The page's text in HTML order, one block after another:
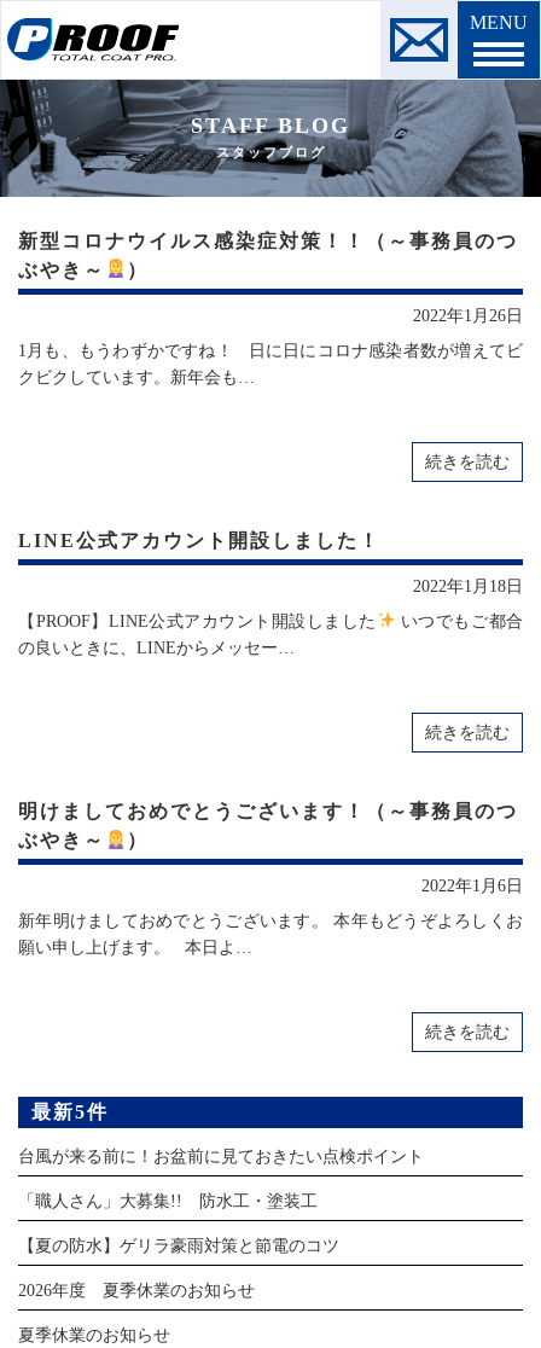
MENU
STAFF BLOG
スタッフブログ
新型コロナウイルス感染症対策！！（～事務員のつ
ぶやき～
）
2022年1月26日
1月も、もうわずかですね！ 日に日にコロナ感染者数が増えてビ
クビクしています。新年会も…
続きを読む
LINE公式アカウント開設しました！
2022年1月18日
【PROOF】LINE公式アカウント開設しました
いつでもご都合
の良いときに、LINEからメッセー…
続きを読む
明けましておめでとうございます！（～事務員のつ
ぶやき～
）
2022年1月6日
新年明けましておめでとうございます。 本年もどうぞよろしくお
願い申し上げます。 本日よ…
続きを読む
最新5件
台風が来る前に！お盆前に見ておきたい点検ポイント
「職人さん」大募集!! 防水工・塗装工
【夏の防水】ゲリラ豪雨対策と節電のコツ
2026年度 夏季休業のお知らせ
夏季休業のお知らせ